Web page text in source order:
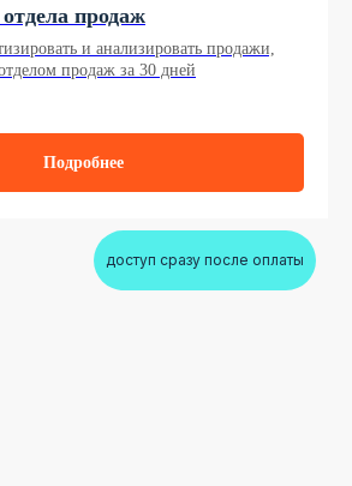
продаж
и анализировать продажи,
продаж за 30 дней
Подробнее
доступ сразу после оплаты